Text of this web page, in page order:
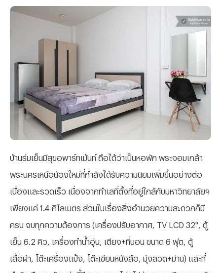
บ้านร่มเย็นมีสุขอพาร์ทเม้นท์ ถือได้ว่าเป็นหอพัก พระจอมเกล้า
พระนครเหนือน้องใหม่ที่กำลังได้รับความนิยมเพิ่มขึ้นอย่างต่อ
เนื่องและรวดเร็ว เนื่องจากทำเลที่ตั้งที่อยู่ใกล้กับมหาวิทยาลัยฯ
เพียงแค่ 1.4 กิโลเมตร ส่วนในเรื่องสิ่งอำนวยความสะดวกก็มี
ครบ จบทุกความต้องการ (เครื่องปรับอากาศ, TV LCD 32", ตู้
เย็น 6.2 คิว, เครื่องทำน้ำอุ่น, เตียง+ที่นอน ขนาด 6 ฟุต, ตู้
เสื้อผ้า, โต๊ะเครื่องแป้ง, โต๊ะเขียนหนังสือ, มุ้งลวด+ม่าน) และที่